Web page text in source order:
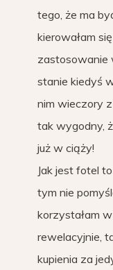
tego, że ma
kierowałam
zastosowanie
stanie kiedyś
nim wieczory
tak wygodny,
już w ciąży!
Jak jest fotel
tym nie
korzystałam
rewelacyjnie,
kupienia za